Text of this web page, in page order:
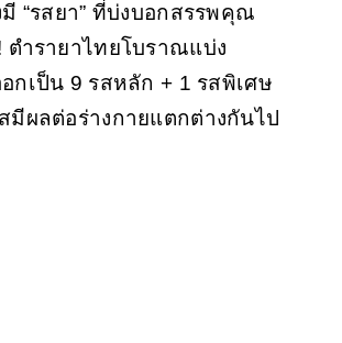
“รสยา” ที่บ่งบอกสรรพคุณ
ตำรายาไทยโบราณแบ่ง
กเป็น 9 รสหลัก + 1 รสพิเศษ
มีผลต่อร่างกายแตกต่างกันไป